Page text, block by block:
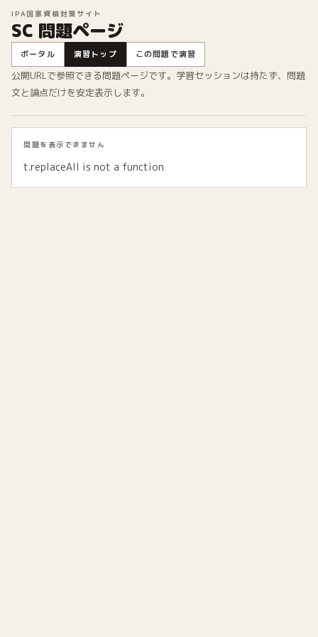
IPA国家資格対策サイト
SC 問題ページ
ポータル 演習トップ この問題で演習
公開URLで参照できる問題ページです。学習セッションは持たず、問題
文と論点だけを安定表示します。
問題を表示できません
t.replaceAll is not a function